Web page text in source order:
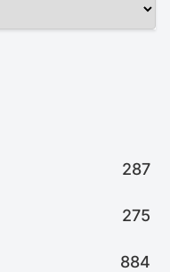
287
275
884